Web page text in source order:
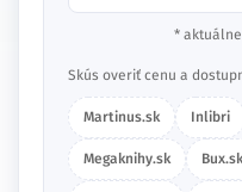
*
Skús overiť cenu a
Martinus.sk Inlibri
Megaknihy.sk Bux.sk